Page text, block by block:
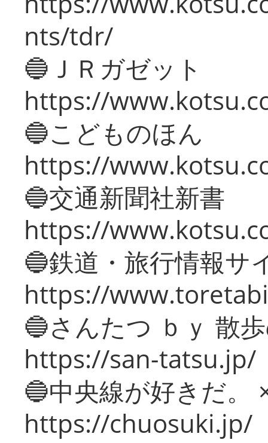
nts/tdr/
🔵ＪＲガゼット
https://
🔵こどものほん
https://
🔵交通新聞社新書
https://
🔵鉄道・旅行情報サ
https://
🔵さんたつ ｂｙ 散
https://san-tatsu.jp/
🔵中央線が好きだ。
https://chuosuki.jp/